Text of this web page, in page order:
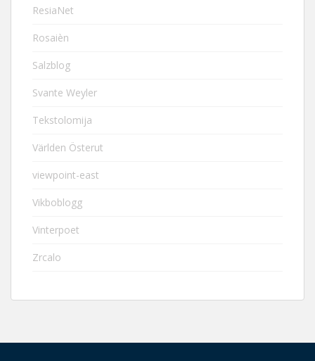
ResiaNet
Rosaièn
Salzblog
Svante Weyler
Tekstolomija
Världen Österut
viewpoint-east
Vikboblogg
Vinterpoet
Zrcalo